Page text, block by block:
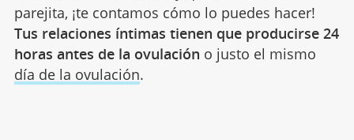
parejita, ¡te contamos cómo lo puedes hacer!
Tus relaciones íntimas tienen que producirse 24
horas antes de la ovulación o justo el mismo
día de la ovulación.